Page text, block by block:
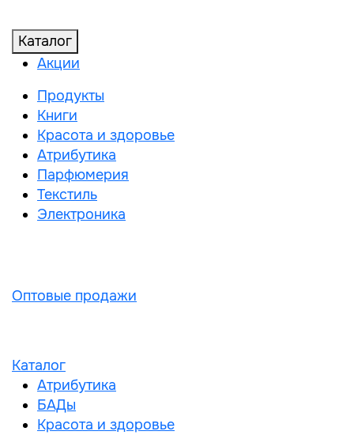
Каталог
Акции
Продукты
Книги
Красота и здоровье
Атрибутика
Парфюмерия
Текстиль
Электроника
Оптовые продажи
Каталог
Атрибутика
БАДы
Красота и здоровье